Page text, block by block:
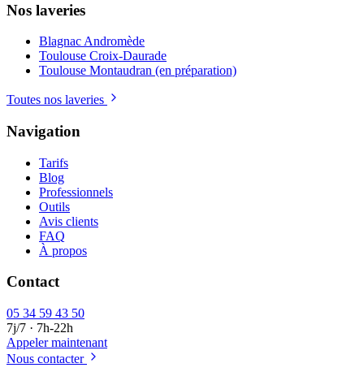
Nos laveries
Blagnac Andromède
Toulouse Croix-Daurade
Toulouse Montaudran (en préparation)
Toutes nos laveries
Navigation
Tarifs
Blog
Professionnels
Outils
Avis clients
FAQ
À propos
Contact
05 34 59 43 50
7j/7 · 7h-22h
Appeler maintenant
Nous contacter